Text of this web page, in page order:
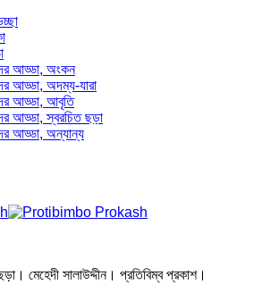
আড্ডা, অংকন
আড্ডা, অদম্য-যারা
আড্ডা, আবৃতি
আড্ডা, স্বরচিত ছড়া
আড্ডা, অন্যান্য
মেহেদী সালাউদ্দীন। প্রতিবিম্ব প্রকাশ।